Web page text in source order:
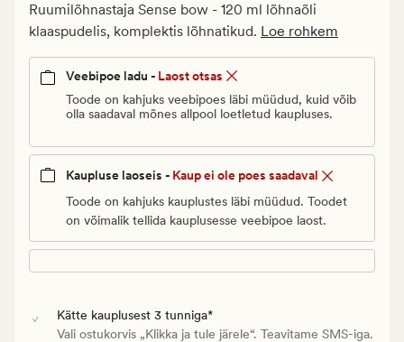
pris_ee
9
Ruumilõhnastaja Sense bow - 120 ml lõhnaõli
klaaspudelis, komplektis lõhnatikud. Loe rohkem
Veebipoe ladu - Laost otsas
Toode on kahjuks veebipoes läbi müüdud, kuid võib
olla saadaval mõnes allpool loetletud kaupluses.
Kaupluse laoseis - Kaup ei ole poes saadaval
Toode on kahjuks kauplustes läbi müüdud. Toodet
on võimalik tellida kauplusesse veebipoe laost.
Kätte kauplusest 3 tunniga*
Vali ostukorvis „Klikka ja tule järele“. Teavitame SMS-iga.